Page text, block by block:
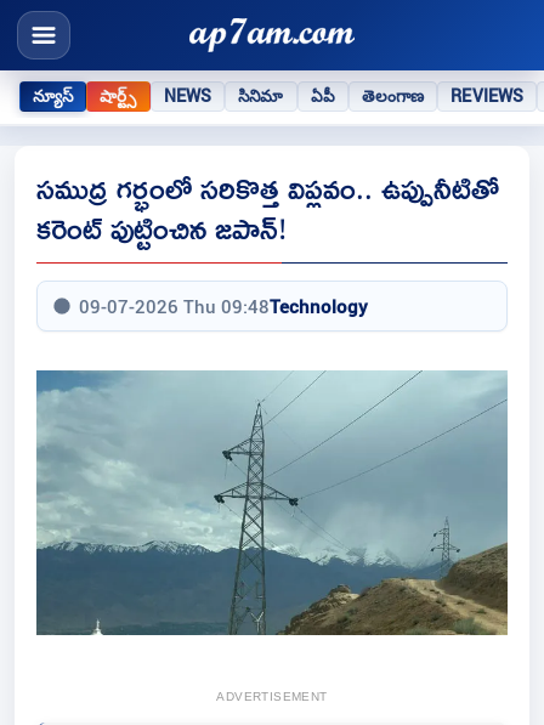
న్యూస్ షార్ట్స్ NEWS సినిమా ఏపీ తెలంగాణ REVIEWS
సముద్ర గర్భంలో సరికొత్త విప్లవం.. ఉప్పునీటితో
కరెంట్ పుట్టించిన జపాన్!
09-07-2026 Thu 09:48Technology
ADVERTISEMENT